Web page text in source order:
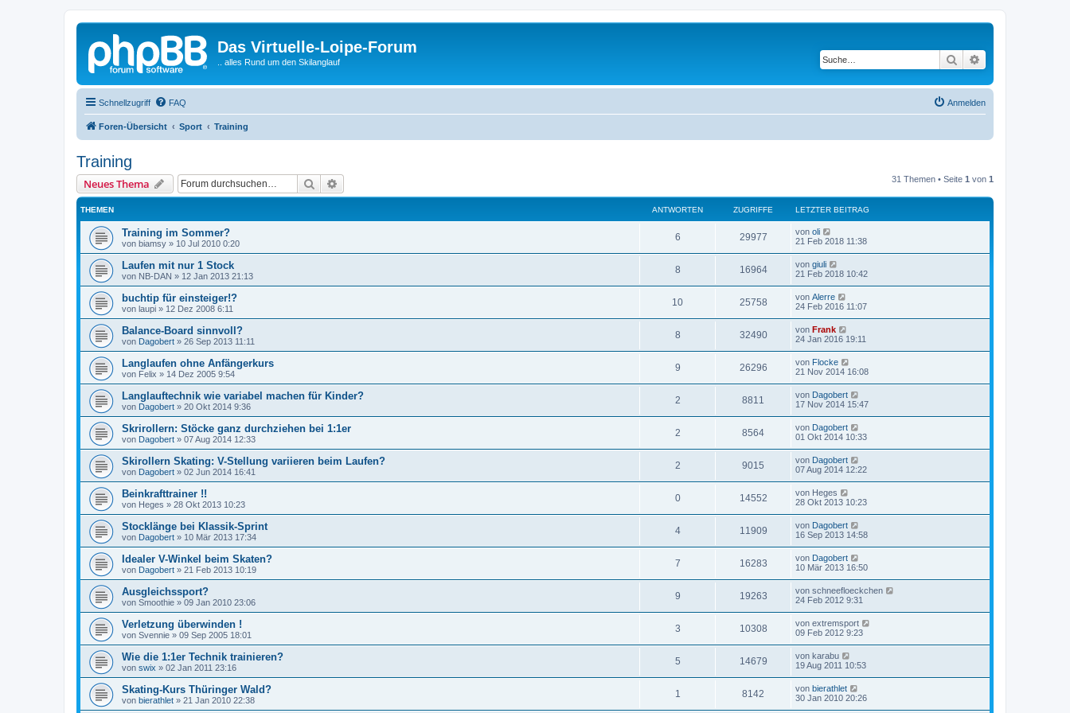
Das Virtuelle-Loipe-Forum
.. alles Rund um den Skilanglauf Suche
Schnellzugriff FAQ Anmelden
Foren-Übersicht Sport Training
Training
Neues Thema Suche 31 Themen • Seite 1 von 1
THEMEN ANTWORTEN ZUGRIFFE LETZTER BEITRAG
Training im Sommer?
von biamsy » 10 Jul 2010 0:20
6 29977 von oli
21 Feb 2018 11:38
Laufen mit nur 1 Stock
von NB-DAN » 12 Jan 2013 21:13
8 16964 von giuli
21 Feb 2018 10:42
buchtip für einsteiger!?
von laupi » 12 Dez 2008 6:11
10 25758 von Alerre
24 Feb 2016 11:07
Balance-Board sinnvoll?
von Dagobert » 26 Sep 2013 11:11
8 32490 von Frank
24 Jan 2016 19:11
Langlaufen ohne Anfängerkurs
von Felix » 14 Dez 2005 9:54
9 26296 von Flocke
21 Nov 2014 16:08
Langlauftechnik wie variabel machen für Kinder?
von Dagobert » 20 Okt 2014 9:36
2 8811 von Dagobert
17 Nov 2014 15:47
Skrirollern: Stöcke ganz durchziehen bei 1:1er
von Dagobert » 07 Aug 2014 12:33
2 8564 von Dagobert
01 Okt 2014 10:33
Skirollern Skating: V-Stellung variieren beim Laufen?
von Dagobert » 02 Jun 2014 16:41
2 9015 von Dagobert
07 Aug 2014 12:22
Beinkrafttrainer !!
von Heges » 28 Okt 2013 10:23
0 14552 von Heges
28 Okt 2013 10:23
Stocklänge bei Klassik-Sprint
von Dagobert » 10 Mär 2013 17:34
4 11909 von Dagobert
16 Sep 2013 14:58
Idealer V-Winkel beim Skaten?
von Dagobert » 21 Feb 2013 10:19
7 16283 von Dagobert
10 Mär 2013 16:50
Ausgleichssport?
von Smoothie » 09 Jan 2010 23:06
9 19263 von schneefloeckchen
24 Feb 2012 9:31
Verletzung überwinden !
von Svennie » 09 Sep 2005 18:01
3 10308 von extremsport
09 Feb 2012 9:23
Wie die 1:1er Technik trainieren?
von swix » 02 Jan 2011 23:16
5 14679 von karabu
19 Aug 2011 10:53
Skating-Kurs Thüringer Wald?
von bierathlet » 21 Jan 2010 22:38
1 8142 von bierathlet
30 Jan 2010 20:26